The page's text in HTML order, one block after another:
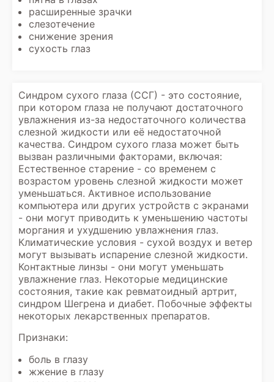
расширенные зрачки
слезотечение
снижение зрения
сухость глаз
Синдром сухого глаза (ССГ) - это состояние,
при котором глаза не получают достаточного
увлажнения из-за недостаточного количества
слезной жидкости или её недостаточной
качества. Синдром сухого глаза может быть
вызван различными факторами, включая:
Естественное старение - со временем с
возрастом уровень слезной жидкости может
уменьшаться. Активное использование
компьютера или других устройств с экранами
- они могут приводить к уменьшению частоты
моргания и ухудшению увлажнения глаз.
Климатические условия - сухой воздух и ветер
могут вызывать испарение слезной жидкости.
Контактные линзы - они могут уменьшать
увлажнение глаз. Некоторые медицинские
состояния, такие как ревматоидный артрит,
синдром Шегрена и диабет. Побочные эффекты
некоторых лекарственных препаратов.
Признаки:
боль в глазу
жжение в глазу